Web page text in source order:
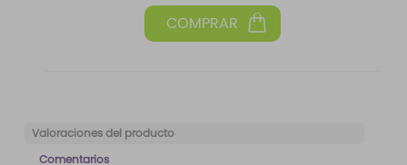
Valoraciones del producto
Comentarios